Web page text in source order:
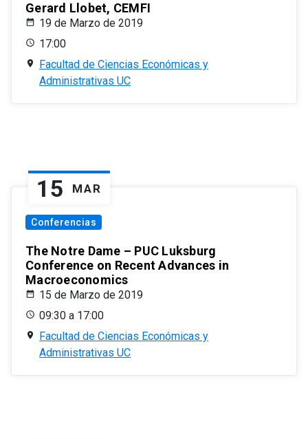
Gerard Llobet, CEMFI
19 de Marzo de 2019
17:00
Facultad de Ciencias Económicas y
Administrativas UC
15 MAR
Conferencias
The Notre Dame – PUC Luksburg
Conference on Recent Advances in
Macroeconomics
15 de Marzo de 2019
09:30 a 17:00
Facultad de Ciencias Económicas y
Administrativas UC